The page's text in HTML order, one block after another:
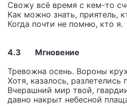
Свожу всё время с кем-то
Как можно знать, приятель,
Когда почти не помню, кто я.
4.3 Мгновение
Тревожна осень. Вороны
Хотя, казалось, разлетелись
Вчерашний мир твой,
давно накрыт небесной